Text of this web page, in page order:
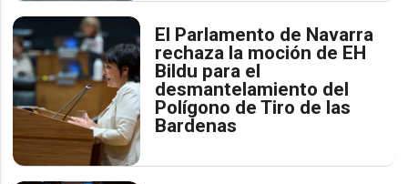
El Parlamento de Navarra
rechaza la moción de EH
Bildu para el
desmantelamiento del
Polígono de Tiro de las
Bardenas